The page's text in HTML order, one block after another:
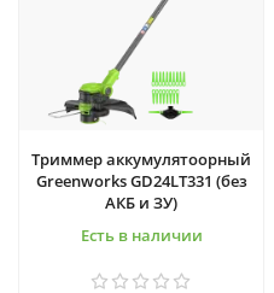
Триммер аккумулятоорный
Greenworks GD24LT331 (без
АКБ и ЗУ)
Есть в наличии